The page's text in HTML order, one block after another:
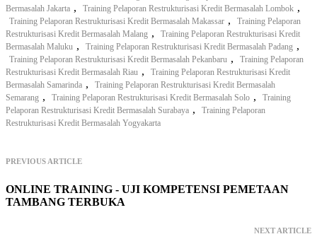
Bermasalah Jakarta , Training Pelaporan Restrukturisasi Kredit Bermasalah Lombok ,
Training Pelaporan Restrukturisasi Kredit Bermasalah Makassar ,
Training Pelaporan
Restrukturisasi Kredit Bermasalah Malang ,
Training Pelaporan Restrukturisasi Kredit
Bermasalah Maluku , Training Pelaporan Restrukturisasi Kredit Bermasalah Padang ,
Training Pelaporan Restrukturisasi Kredit Bermasalah Pekanbaru ,
Training Pelaporan
Restrukturisasi Kredit Bermasalah Riau ,
Training Pelaporan Restrukturisasi Kredit
Bermasalah Samarinda ,
Training Pelaporan Restrukturisasi Kredit Bermasalah
Semarang , Training Pelaporan Restrukturisasi Kredit Bermasalah Solo ,
Training
Pelaporan Restrukturisasi Kredit Bermasalah Surabaya ,
Training Pelaporan
Restrukturisasi Kredit Bermasalah Yogyakarta
PREVIOUS ARTICLE
ONLINE TRAINING - UJI KOMPETENSI PEMETAAN
TAMBANG TERBUKA
NEXT ARTICLE